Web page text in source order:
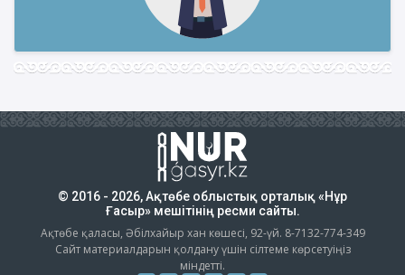
© 2016 - 2026, Ақтөбе облыстық орталық «Нұр
Ғасыр» мешітінің ресми сайты.
Ақтөбе қаласы, Әбілхайыр хан көшесі, 92-үй. 8-7132-774-349
Сайт материалдарын қолдану үшін сілтеме көрсетуіңіз
міндетті.